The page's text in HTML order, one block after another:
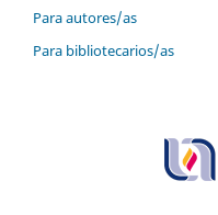
Para autores/as
Para bibliotecarios/as